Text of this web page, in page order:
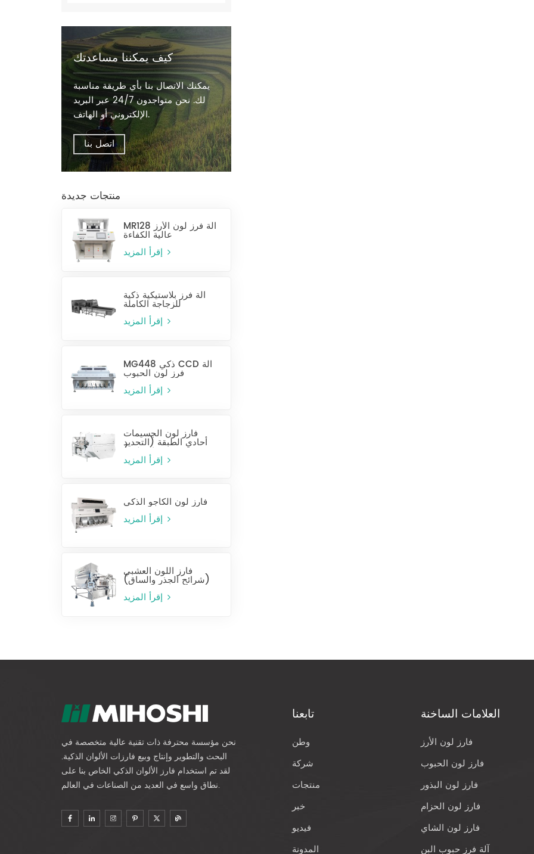
كيف يمكننا مساعدتك
يمكنك الاتصال بنا بأي طريقة مناسبة
لك. نحن متواجدون 24/7 عبر البريد
الإلكتروني أو الهاتف.
اتصل بنا
منتجات جديدة
MR128 آلة فرز لون الأرز
عالية الكفاءة
إقرأ المزيد
آلة فرز بلاستيكية ذكية
للزجاجة الكاملة
إقرأ المزيد
MG448 ذكي CCD آلة
فرز لون الحبوب
إقرأ المزيد
فارز لون الجسيمات
أحادي الطبقة (التحديد
الرطب)
إقرأ المزيد
فارز لون الكاجو الذكي
إقرأ المزيد
فارز اللون العشبي
(شرائح الجذر والساق)
إقرأ المزيد
نحن مؤسسة محترفة ذات تقنية عالية متخصصة في
البحث والتطوير وإنتاج وبيع فارزات الألوان الذكية.
لقد تم استخدام فارز الألوان الذكي الخاص بنا على
نطاق واسع في العديد من الصناعات في العالم.
تابعنا
وطن
شركة
منتجات
خبر
فيديو
المدونة
العلامات الساخنة
فارز لون الأرز
فارز لون الحبوب
فارز لون البذور
فارز لون الحزام
فارز لون الشاي
آلة فرز حبوب البن